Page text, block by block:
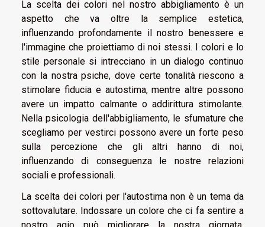
La scelta dei colori nel nostro abbigliamento è un
aspetto che va oltre la semplice estetica,
influenzando profondamente il nostro benessere e
l'immagine che proiettiamo di noi stessi. I colori e lo
stile personale si intrecciano in un dialogo continuo
con la nostra psiche, dove certe tonalità riescono a
stimolare fiducia e autostima, mentre altre possono
avere un impatto calmante o addirittura stimolante.
Nella psicologia dell'abbigliamento, le sfumature che
scegliamo per vestirci possono avere un forte peso
sulla percezione che gli altri hanno di noi,
influenzando di conseguenza le nostre relazioni
sociali e professionali.
La scelta dei colori per l'autostima non è un tema da
sottovalutare. Indossare un colore che ci fa sentire a